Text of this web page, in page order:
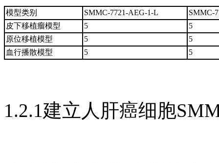
模型类别 SMMC-7721-AEG-1-L
SMMC-
皮下移植瘤模型
5
5
原位移植模型
5
5
血行播散模型
5 5
1.2.1建立人肝癌细胞